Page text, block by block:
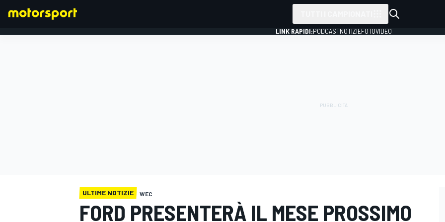
LINK RAPIDI:PODCASTNOTIZIEFOTOVIDEO
ULTIME NOTIZIE WEC
FORD PRESENTERÀ IL MESE PROSSIMO